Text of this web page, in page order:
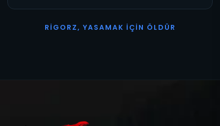
R I G O R Z, YASAMAK İ ÇI N Ö L D Ü R